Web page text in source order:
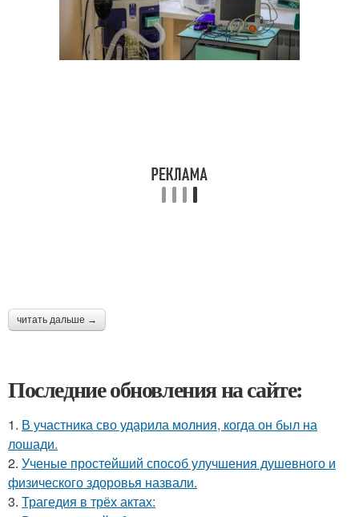
читать дальше →
Последние обновления на сайте:
1. В участника сво ударила молния, когда он был на
лошади.
2. Ученые простейший способ улучшения душевного и
физического здоровья назвали.
3. Трагедия в трёх актах: